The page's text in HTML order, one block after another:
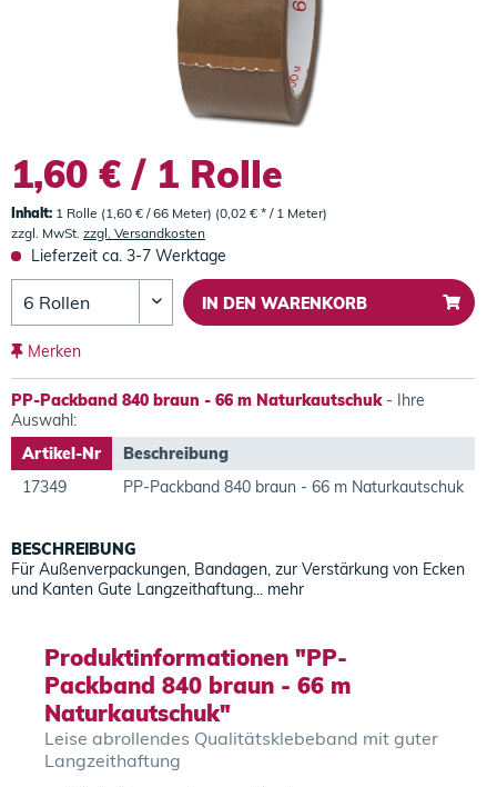
1,60 € / 1 Rolle
Inhalt: 1 Rolle (1,60 € / 66 Meter) (0,02 € * / 1 Meter)
zzgl. MwSt. zzgl. Versandkosten
Lieferzeit ca. 3-7 Werktage
IN DEN WARENKORB
Merken
PP-Packband 840 braun - 66 m Naturkautschuk - Ihre
Auswahl:
Artikel-Nr
Beschreibung
17349
PP-Packband 840 braun - 66 m Naturkautschuk
BESCHREIBUNG
Für Außenverpackungen, Bandagen, zur Verstärkung von Ecken
und Kanten Gute Langzeithaftung... mehr
Produktinformationen "PP-
Packband 840 braun - 66 m
Naturkautschuk"
Leise abrollendes Qualitätsklebeband mit guter
Langzeithaftung